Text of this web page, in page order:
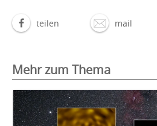
teilen mail
Mehr zum Thema